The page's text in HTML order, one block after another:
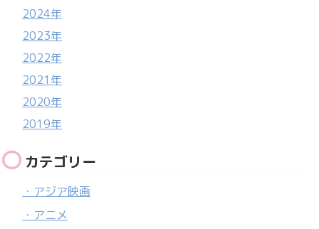
2024年
2023年
2022年
2021年
2020年
2019年
カテゴリー
・アジア映画
・アニメ